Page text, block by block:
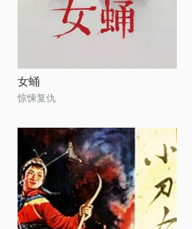
女蛹
惊悚复仇